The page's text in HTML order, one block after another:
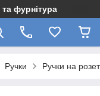
та фурнітура
Ручки Ручки на